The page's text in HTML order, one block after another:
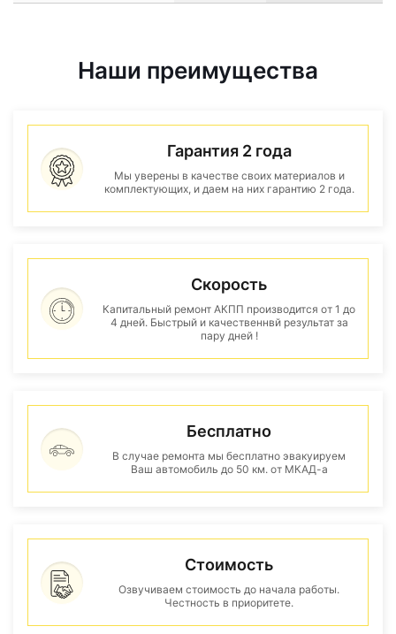
Наши преимущества
Гарантия 2 года
Мы уверены в качестве своих материалов и
комплектующих, и даем на них гарантию 2 года.
Скорость
Капитальный ремонт АКПП производится от 1 до
4 дней. Быстрый и качественнвй результат за
пару дней !
Бесплатно
В случае ремонта мы бесплатно эвакуируем
Ваш автомобиль до 50 км. от МКАД-а
Стоимость
Озвучиваем стоимость до начала работы.
Честность в приоритете.